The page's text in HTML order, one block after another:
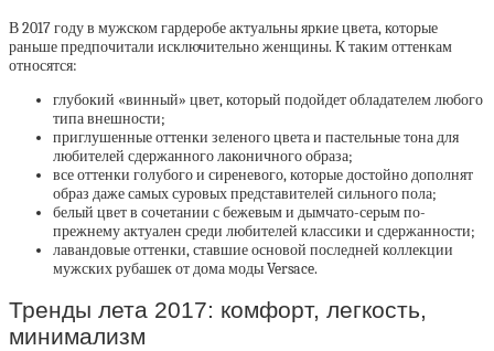
В 2017 году в мужском гардеробе актуальны яркие цвета, которые
раньше предпочитали исключительно женщины. К таким оттенкам
относятся:
глубокий «винный» цвет, который подойдет обладателем любого
типа внешности;
приглушенные оттенки зеленого цвета и пастельные тона для
любителей сдержанного лаконичного образа;
все оттенки голубого и сиреневого, которые достойно дополнят
образ даже самых суровых представителей сильного пола;
белый цвет в сочетании с бежевым и дымчато-серым по-
прежнему актуален среди любителей классики и сдержанности;
лавандовые оттенки, ставшие основой последней коллекции
мужских рубашек от дома моды Versace.
Тренды лета 2017: комфорт, легкость,
минимализм